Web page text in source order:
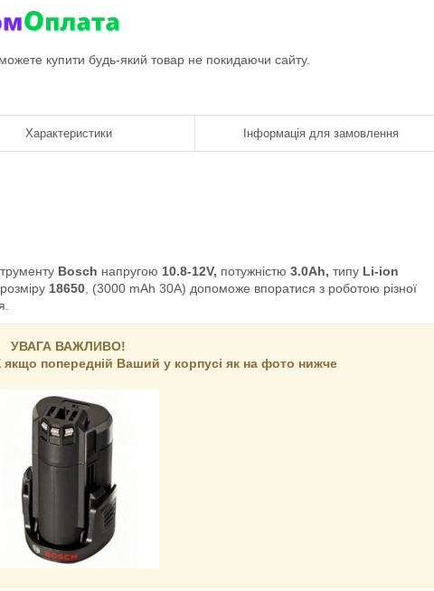
купити будь-який товар не покидаючи сайту.
Характеристики Інформація для замовлення
Bosch напругою 10.8-12V, потужністю 3.0Ah, типу Li-ion
18650 (3000 mAh 30A) допоможе впоратися з роботою різної
УВАГА ВАЖЛИВО!
якщо попередній Ваший у корпусі як на фото нижче